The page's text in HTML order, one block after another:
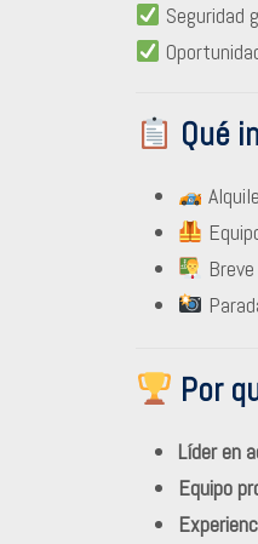
Seguridad
Qué
Por
Líder en
Equipo